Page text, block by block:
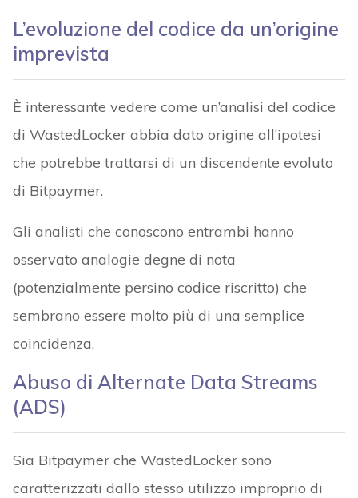
L’evoluzione del codice da un’origine
imprevista
È interessante vedere come un’analisi del codice
di WastedLocker abbia dato origine all’ipotesi
che potrebbe trattarsi di un discendente evoluto
di Bitpaymer.
Gli analisti che conoscono entrambi hanno
osservato analogie degne di nota
(potenzialmente persino codice riscritto) che
sembrano essere molto più di una semplice
coincidenza.
Abuso di Alternate Data Streams
(ADS)
Sia Bitpaymer che WastedLocker sono
caratterizzati dallo stesso utilizzo improprio di